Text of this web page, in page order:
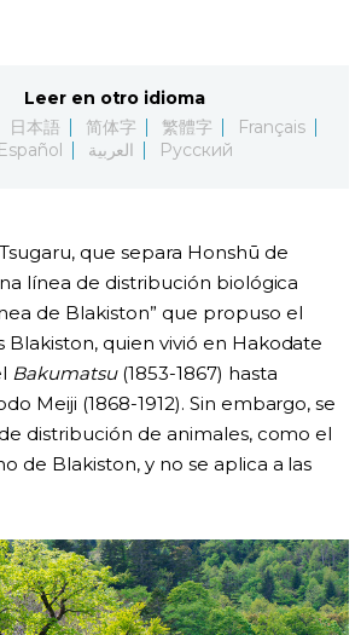
Leer en otro idioma
日本語 简体字 繁體字
Français
Español
العربية Русский
que separa Honshū de
línea de distribución biológica
de Blakiston” que propuso el
Blakiston, quien vivió en Hakodate
Bakumatsu(1853-1867) hasta
Meiji (1868-1912). Sin embargo, se
distribución de animales, como el
de Blakiston, y no se aplica a las